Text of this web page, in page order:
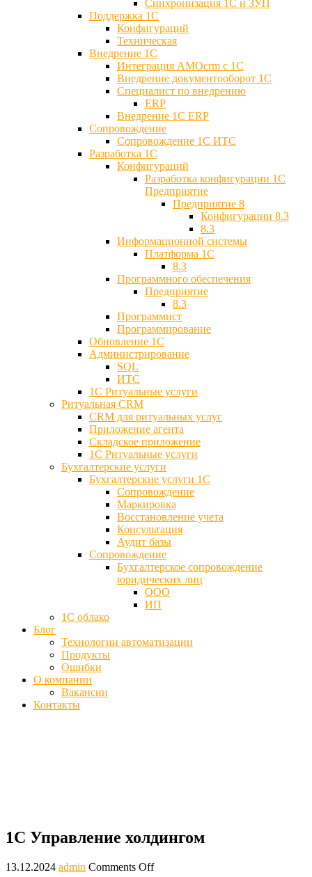
Синхронизация 1С и ЗУП
Поддержка 1С
Конфигураций
Техническая
Внедрение 1С
Интеграция AMOcrm с 1C
Внедрение документооборот 1С
Специалист по внедрению
ERP
Внедрение 1С ERP
Cопровождение
Cопровождение 1С ИТС
Разработка 1C
Конфигураций
Разработка конфигурации 1С
Предприятие
Предприятие 8
Конфигурации 8.3
8.3
Информационной системы
Платформа 1С
8.3
Программного обеспечения
Предприятие
8.3
Программист
Программирование
Обновление 1С
Администрирование
SQL
ИТС
1С Ритуальные услуги
Ритуальная CRM
CRM для ритуальных услуг
Приложение агента
Складское приложение
1С Ритуальные услуги
Бухгалтерские услуги
Бухгалтерские услуги 1С
Сопровождение
Маркировка
Восстановление учета
Консультация
Аудит базы
Cопровождение
Бухгалтерское сопровождение
юридических лиц
ООО
ИП
1С облако
Блог
Технологии автоматизации
Продукты
Ошибки
О компании
Вакансии
Контакты
1С Управление холдингом
13.12.2024 admin Comments Off